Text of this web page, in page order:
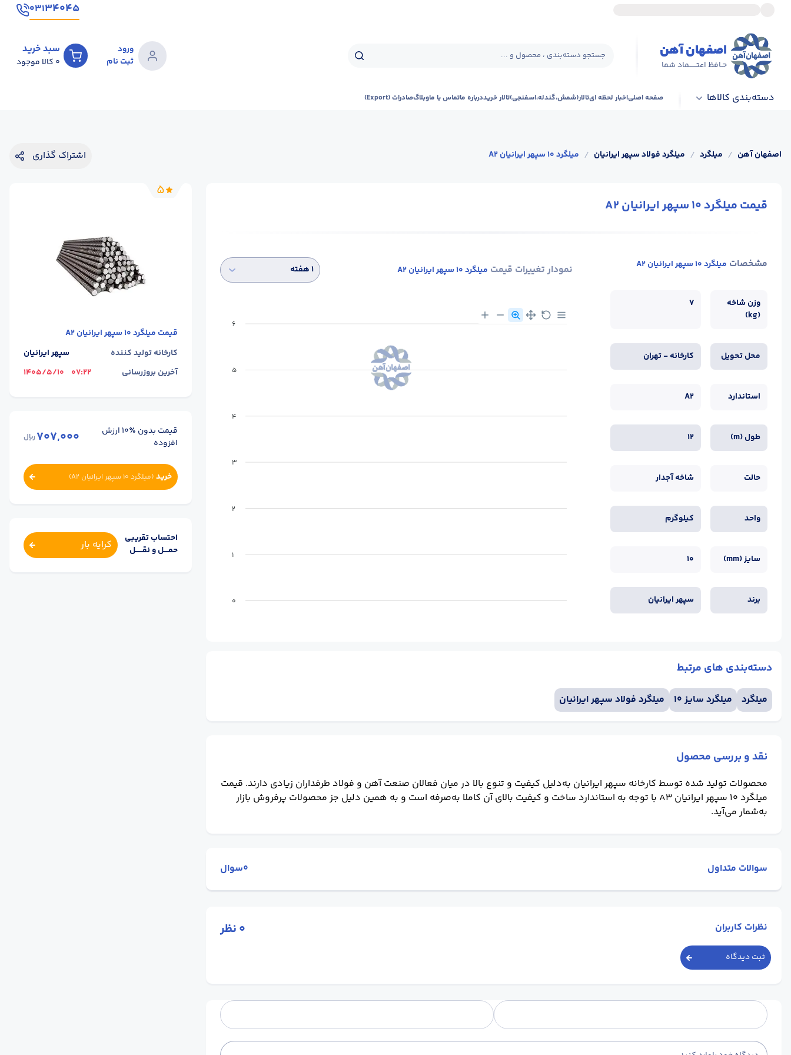
۳۴۰۴۵۰۳۱
اصفهان آهن
حـافظ اعتــــــماد شما
جستجو دسته‌بندی ، محصول و ...
ورود
ثبت نام
سبد خرید
0 کالا موجود
دسته‌بندی کالاها صفحه اصلیاخبار لحظه ایتالار(شمش،گندله،اسفنجی)تالار خریددرباره ماتماس با ماوبلاگصادرات (Export)
اصفهان آهن / میلگرد / میلگرد فولاد سپهر ایرانیان / میلگرد 10 سپهر ایرانیان A2 اشتراک گذاری
قیمت میلگرد 10 سپهر ایرانیان A2
مشخصات میلگرد 10 سپهر ایرانیان A2
وزن شاخه
(kg)
7
محل تحویل کارخانه - تهران
استاندارد A2
طول (m) 12
حالت شاخه آجدار
واحد کیلوگرم
سایز (mm) 10
برند سپهر ایرانیان
نمودار تغییرات قیمت میلگرد 10 سپهر ایرانیان A2 ۱ هفته
6
5
4
3
2
1
0
دسته‌بندی های مرتبط
میلگرد میلگرد سایز 10 میلگرد فولاد سپهر ایرانیان
نقد و بررسی محصول
محصولات تولید شده توسط کارخانه سپهر ایرانیان به‌دلیل کیفیت و تنوع بالا در میان فعالان صنعت آهن و فولاد طرفداران زیادی دارند. قیمت
میلگرد ۱۰ سپهر ایرانیان A3
با توجه به استاندارد ساخت و کیفیت بالای آن کاملا به‌صرفه است و به همین دلیل جز محصولات پرفروش بازار
به‌شمار می‌آید.
سوالات متداول 0سوال
نظرات کاربران 0نظر
ثبت دیدگاه
5
قیمت میلگرد 10 سپهر ایرانیان A2
کارخانه تولید کننده
سپهر ایرانیان
آخرین بروزرسانی
07:22
1405/5/10
قیمت بدون ٪۱۰ ارزش
افزوده
707,000ریال
خرید (میلگرد 10 سپهر ایرانیان A2 )
احتساب تقریبی
حمــــل و نقــــــل
کرایه بار